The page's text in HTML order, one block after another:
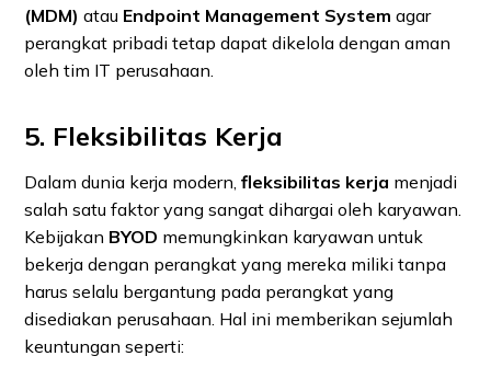
(MDM) atau Endpoint Management System agar
perangkat pribadi tetap dapat dikelola dengan aman
oleh tim IT perusahaan.
5. Fleksibilitas Kerja
Dalam dunia kerja modern,fleksibilitas kerja menjadi
salah satu faktor yang sangat dihargai oleh karyawan.
Kebijakan BYOD memungkinkan karyawan untuk
bekerja dengan perangkat yang mereka miliki tanpa
harus selalu bergantung pada perangkat yang
disediakan perusahaan. Hal ini memberikan sejumlah
keuntungan seperti: